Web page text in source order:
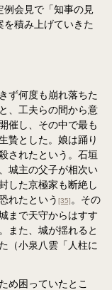
会見で「知事の見
積み上げていきた
ず何度も崩れ落ちた
、工夫らの間から意
催し、その中で最も
贄とした。娘は踊り
されたという。石垣
城主の父子が相次い
した京極家も断絶し
れたという [35] 。その
まで天守からはすす
また、城が揺れると
（小泉八雲「人柱に
め困っていたとこ